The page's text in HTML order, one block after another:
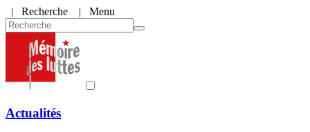
| Recherche | Menu
Actualités